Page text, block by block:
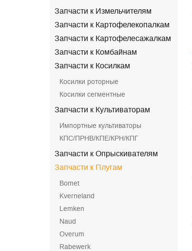
Запчасти к Измельчителям
Запчасти к Картофелекопалкам
Запчасти к Картофелесажалкам
Запчасти к Комбайнам
Запчасти к Косилкам
Косилки роторные
Косилки сегментные
Запчасти к Культиваторам
Импортные культиваторы
КПС/ПРНВ/КПЕ/КРН/КПГ
Запчасти к Опрыскивателям
Запчасти к Плугам
Bomet
Kverneland
Lemken
Naud
Overum
Rabewerk